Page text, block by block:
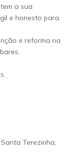
a sua
e honesto para
e reforma na
Terezinha,